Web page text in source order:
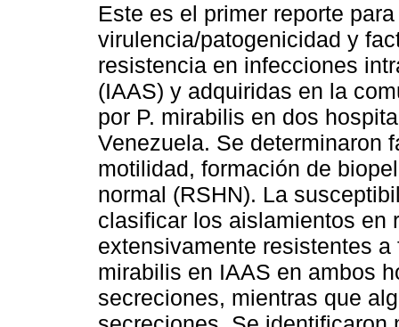
Este es el primer reporte
virulencia/patogenicidad y
resistencia en infecciones
(IAAS) y adquiridas en la
por P. mirabilis en dos
Venezuela. Se determinaron
motilidad, formación de
normal (RSHN). La
clasificar los aislamientos en
extensivamente resistentes
mirabilis en IAAS en ambos
secreciones, mientras que